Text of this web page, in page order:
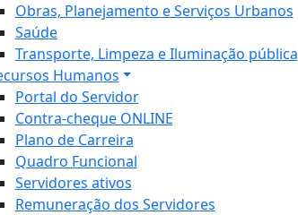
Obras, Planejamento e Serviços Urbanos
Saúde
Transporte, Limpeza e Iluminação pública
Humanos
Portal do Servidor
Contra-cheque ONLINE
Plano de Carreira
Quadro Funcional
Servidores ativos
Remuneração dos Servidores